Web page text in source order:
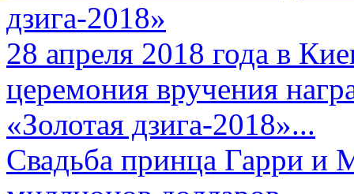
дзига-2018»
28 апреля 2018 года в
церемония вручения
«Золотая дзига-2018»...
Свадьба принца Гарри и